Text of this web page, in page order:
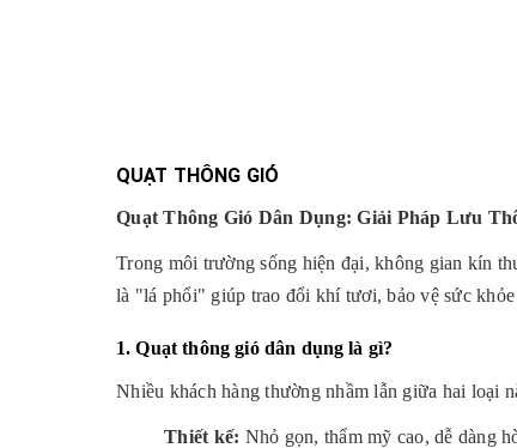
QUẠT THÔNG GIÓ
Quạt Thông Gió Dân Dụng: Giải Pháp Lưu
Trong môi trường sống hiện đại, không gian kín
là "lá phổi" giúp trao đổi khí tươi, bảo vệ sức
1. Quạt thông gió dân dụng là gì?
Nhiều khách hàng thường nhầm lẫn giữa hai loại
Thiết kế: Nhỏ gọn, thẩm mỹ cao, dễ dàng